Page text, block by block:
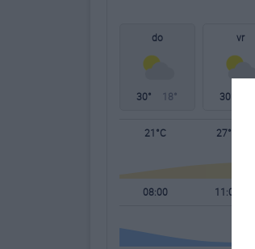
do
30° 18°
vr
30°
21°C 27°C
08:00 11:00